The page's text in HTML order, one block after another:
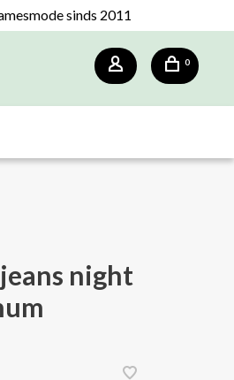
sinds 2011
0
night